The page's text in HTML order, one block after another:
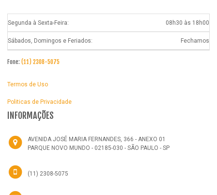
Segunda à Sexta-Feira: 08h30 às 18h00
Sábados, Domingos e Feriados: Fechamos
Fone: (11) 2308-5075
Termos de Uso
Politicas de Privacidade
INFORMAÇÕES
AVENIDA JOSÉ MARIA FERNANDES, 366 - ANEXO 01
PARQUE NOVO MUNDO - 02185-030 - SÃO PAULO - SP
(11) 2308-5075